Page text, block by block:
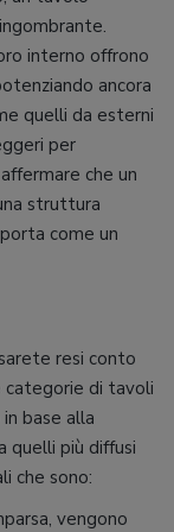
interno offrono
ancora
quelli da esterni
per
che un
struttura
come un
resi conto
categorie di tavoli
base alla
quelli più diffusi
che sono:
vengono